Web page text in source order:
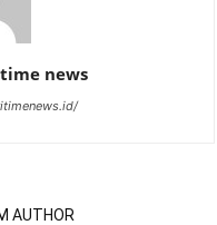
news
AUTHOR